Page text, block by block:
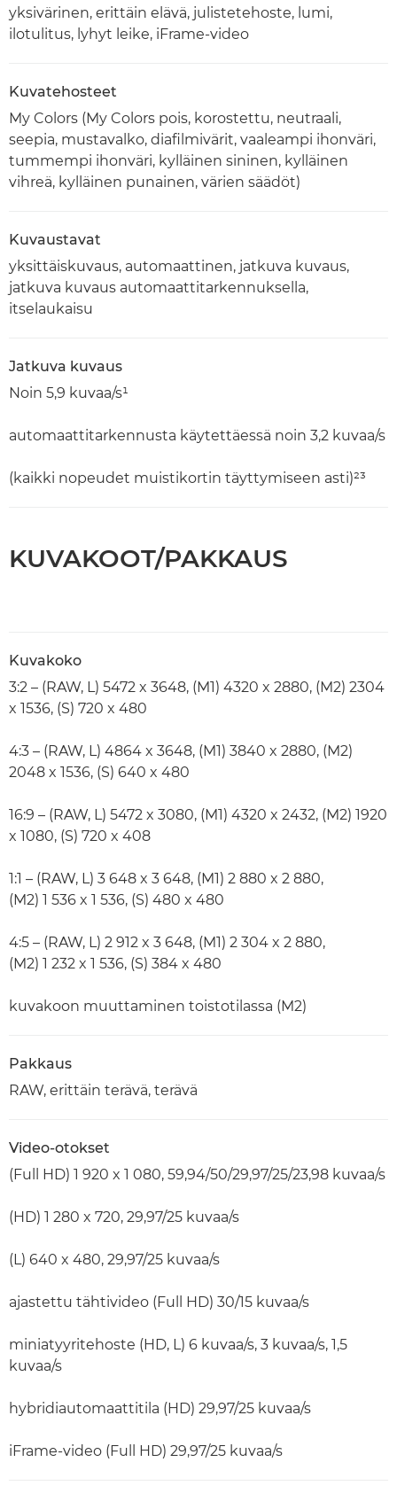
yksivärinen, erittäin elävä, julistetehoste, lumi,
ilotulitus, lyhyt leike, iFrame-video
Kuvatehosteet
My Colors (My Colors pois, korostettu, neutraali,
seepia, mustavalko, diafilmivärit, vaaleampi ihonväri,
tummempi ihonväri, kylläinen sininen, kylläinen
vihreä, kylläinen punainen, värien säädöt)
Kuvaustavat
yksittäiskuvaus, automaattinen, jatkuva kuvaus,
jatkuva kuvaus automaattitarkennuksella,
itselaukaisu
Jatkuva kuvaus
Noin 5,9 kuvaa/s¹
automaattitarkennusta käytettäessä noin 3,2 kuvaa/s
(kaikki nopeudet muistikortin täyttymiseen asti)²³
KUVAKOOT/PAKKAUS
Kuvakoko
3:2 – (RAW, L) 5472 x 3648, (M1) 4320 x 2880, (M2) 2304
x 1536, (S) 720 x 480
4:3 – (RAW, L) 4864 x 3648, (M1) 3840 x 2880, (M2)
2048 x 1536, (S) 640 x 480
16:9 – (RAW, L) 5472 x 3080, (M1) 4320 x 2432, (M2) 1920
x 1080, (S) 720 x 408
1:1 – (RAW, L) 3 648 x 3 648, (M1) 2 880 x 2 880,
(M2) 1 536 x 1 536, (S) 480 x 480
4:5 – (RAW, L) 2 912 x 3 648, (M1) 2 304 x 2 880,
(M2) 1 232 x 1 536, (S) 384 x 480
kuvakoon muuttaminen toistotilassa (M2)
Pakkaus
RAW, erittäin terävä, terävä
Video-otokset
(Full HD) 1 920 x 1 080, 59,94/50/29,97/25/23,98 kuvaa/s
(HD) 1 280 x 720, 29,97/25 kuvaa/s
(L) 640 x 480, 29,97/25 kuvaa/s
ajastettu tähtivideo (Full HD) 30/15 kuvaa/s
miniatyyritehoste (HD, L) 6 kuvaa/s, 3 kuvaa/s, 1,5
kuvaa/s
hybridiautomaattitila (HD) 29,97/25 kuvaa/s
iFrame-video (Full HD) 29,97/25 kuvaa/s